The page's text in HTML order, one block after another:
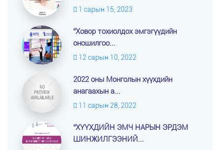
1 сарын 15, 2023
“Ховор тохиолдох эмгэгүүдийн
оношилгоо...
12 сарын 10, 2022
2022 оны Монголын хүүхдийн
анагаахын а...
11 сарын 28, 2022
“ХҮҮХДИЙН ЭМЧ НАРЫН ЭРДЭМ
ШИНЖИЛГЭЭНИЙ...